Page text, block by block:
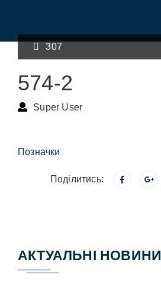
307
574-2
Super User
Позначки
Поділитись:
АКТУАЛЬНІ НОВИНИ